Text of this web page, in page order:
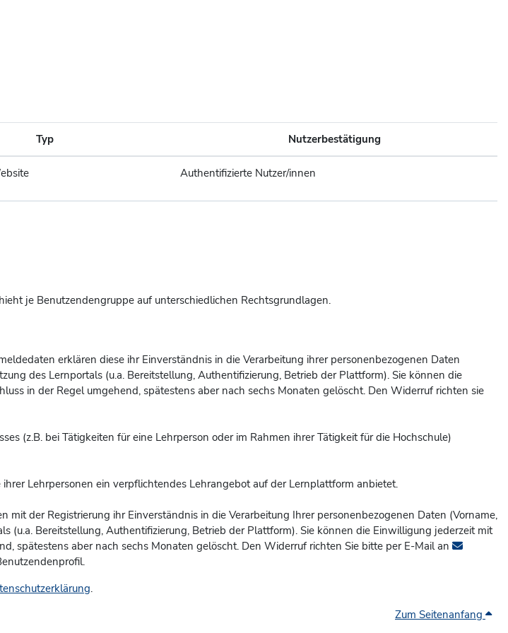
Typ Nutzerbestätigung
Authentifizierte Nutzer/innen
je Benutzendengruppe auf unterschiedlichen Rechtsgrundlagen.
erklären diese ihr Einverständnis in die Verarbeitung ihrer personenbezogenen Daten
des Lernportals (u.a. Bereitstellung, Authentifizierung, Betrieb der Plattform). Sie können die
in der Regel umgehend, spätestens aber nach sechs Monaten gelöscht. Den Widerruf richten sie
(z.B. bei Tätigkeiten für eine Lehrperson oder im Rahmen ihrer Tätigkeit für die Hochschule)
Lehrpersonen ein verpflichtendes Lehrangebot auf der Lernplattform anbietet.
mit der Registrierung ihr Einverständnis in die Verarbeitung Ihrer personenbezogenen Daten (Vorname,
(u.a. Bereitstellung, Authentifizierung, Betrieb der Plattform). Sie können die Einwilligung jederzeit mit
spätestens aber nach sechs Monaten gelöscht. Den Widerruf richten Sie bitte per E-Mail an
.
Zum Seitenanfang